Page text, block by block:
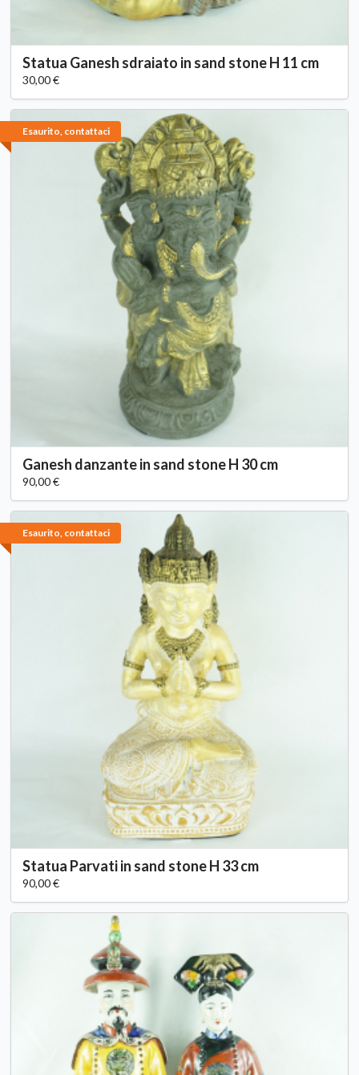
Statua Ganesh sdraiato in sand stone H 11 cm
30,00 €
Esaurito, contattaci
Ganesh danzante in sand stone H 30 cm
90,00 €
Esaurito, contattaci
Statua Parvati in sand stone H 33 cm
90,00 €